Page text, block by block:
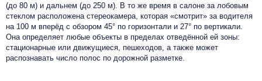
(до 80 м) и дальнем (до 250 м). В то же время в салоне за лобовым
стеклом расположена стереокамера, которая «смотрит» за водителя
на 100 м вперёд с обзором 45° по горизонтали и 27° по вертикали.
Она определяет любые объекты в пределах отведённой ей зоны:
стационарные или движущиеся, пешеходов, а также может
распознавать число полос по дорожной разметке.